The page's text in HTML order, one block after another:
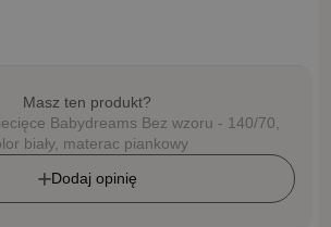
Masz ten produkt?
Babydreams Bez wzoru - 140/70,
biały, materac piankowy
Dodaj opinię